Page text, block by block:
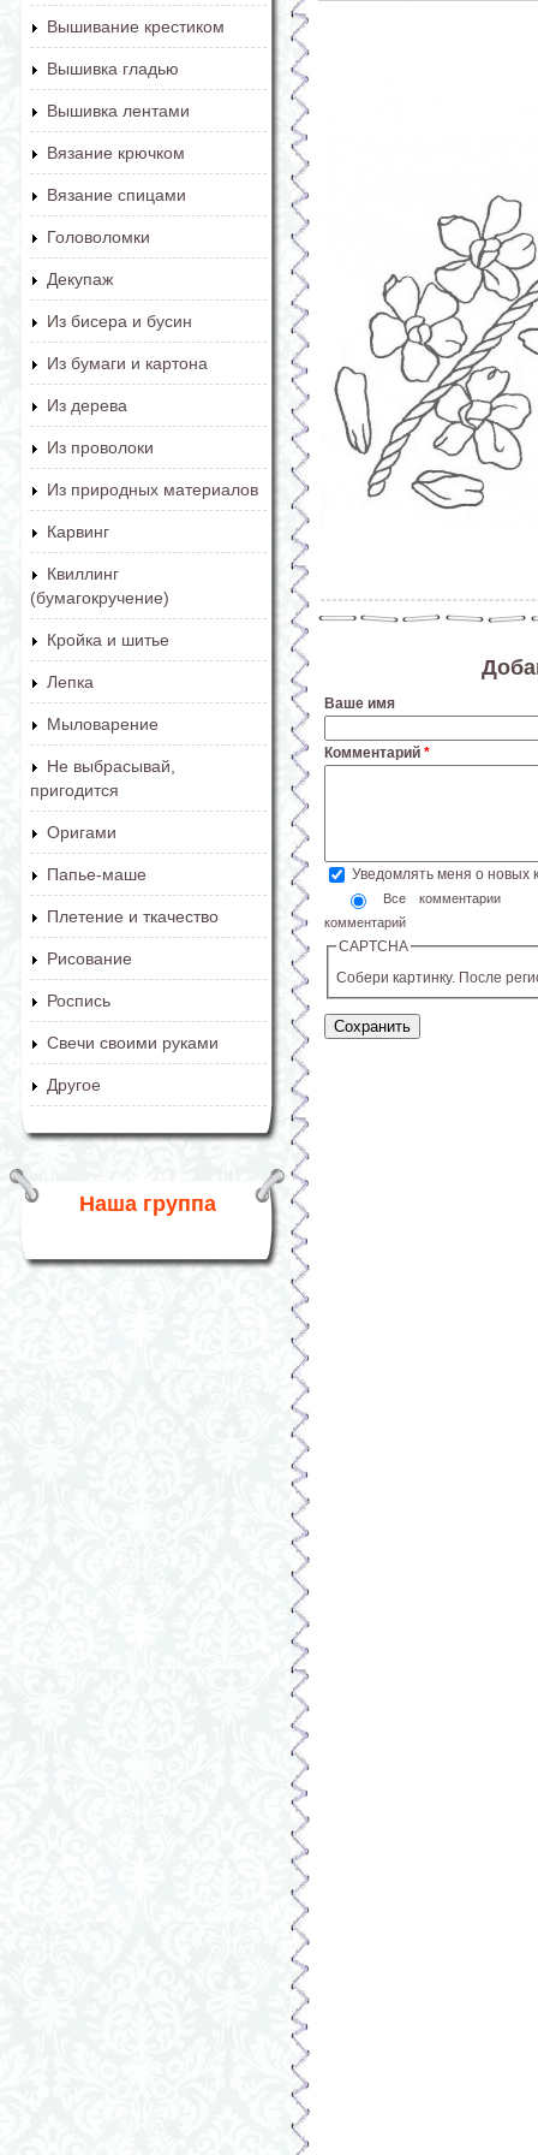
Вышивание крестиком
Вышивка гладью
Вышивка лентами
Вязание крючком
Вязание спицами
Головоломки
Декупаж
Из бисера и бусин
Из бумаги и картона
Из дерева
Из проволоки
Из природных материалов
Карвинг
Квиллинг
(бумагокручение)
Кройка и шитье
Лепка
Мыловарение
Не выбрасывай,
пригодится
Оригами
Папье-маше
Плетение и ткачество
Рисование
Роспись
Свечи своими руками
Другое
Наша группа
Ваше имя
Комментарий *
Уведомлять меня о новых
Все комментарии
комментарий
CAPTCHA
Собери картинку. После